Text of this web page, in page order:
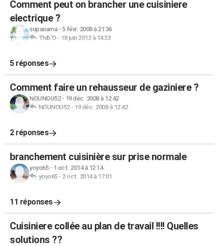
Comment peut on brancher une cuisiniere
electrique ?
supanama- 5 févr. 2008 à 21:36
Thib'O- 18 juin 2012 à 14:33
5 réponses
Comment faire un rehausseur de gaziniere ?
NOUNOU52- 19 déc. 2008 à 12:42
NOUNOU52- 19 déc. 2008 à 12:42
2 réponses
branchement cuisinière sur prise normale
yoyo65- 1 oct. 2014 à 12:14
yoyo65- 2 oct. 2014 à 17:01
11 réponses
Cuisiniere collée au plan de travail !!!! Quelles
solutions ??